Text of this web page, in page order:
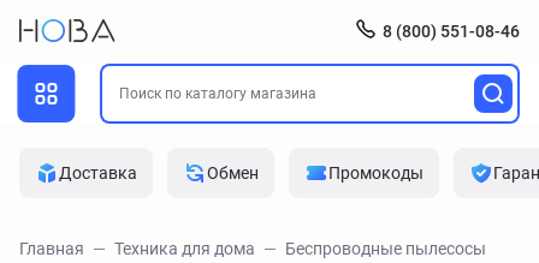
8 (800) 551-08-46
Доставка Обмен Промокоды
Главная Техника для дома Беспроводные пылесосы